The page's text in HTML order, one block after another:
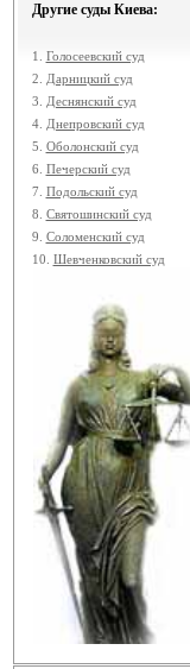
Другие суды Киева:
1. Голосеевский суд
2.
Дарницкий суд
3.
Деснянский суд
4. Днепровский суд
5. Оболонский суд
6. Печерский суд
7. Подольский суд
8. Святошинский суд
9. Соломенский суд
10. Шевченковский суд